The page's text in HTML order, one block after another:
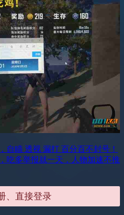
自瞄 透视 漏打 百分百不封号！
吃多举报就一天，人物加速不推
、直接登录